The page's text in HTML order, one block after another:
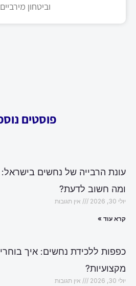
וביטחון
פוסטים
עונת הרבייה של נחשים
ומה חשוב לדעת?
יולי 30, 2026 אין תגובות
קרא עוד »
כפפות ללכידת נחשים: איך
מקצועיות?
יולי 30, 2026 אין תגובות